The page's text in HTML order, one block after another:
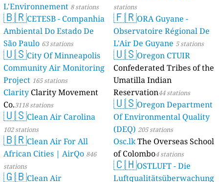
L'Environnement 8 stations
🇧🇷CETESB - Companhia
Ambiental Do Estado De
São Paulo 63 stations
🇺🇸City Of Minneapolis
Community Air Monitoring
Project 165 stations
Clarity Clarity Movement
Co.3118 stations
🇺🇸Clean Air Carolina
102 stations
🇧🇷Clean Air For All
African Cities | AirQo 846
stations
🇬🇧Clean Air
stations
🇫🇷ORA Guyane -
Observatoire Régional De
L'Air De Guyane 5 stations
🇺🇸Oregon CTUIR
Confederated Tribes of the
Umatilla Indian
Reservation44 stations
🇺🇸Oregon Department
Of Environmental Quality
(DEQ) 205 stations
Osc.lkThe Overseas School
of Colombo4 stations
🇨🇭OSTLUFT - Die
Luftqualitätsüberwachung